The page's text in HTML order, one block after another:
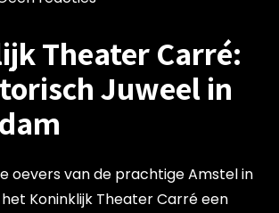
Theater Carré:
Juweel in
oevers van de prachtige Amstel in
Koninklijk Theater Carré een